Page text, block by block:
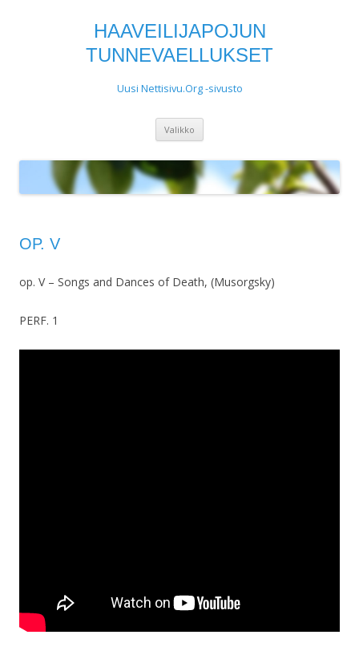
HAAVEILIJAPOJUN
TUNNEVAELLUKSET
Uusi Nettisivu.Org -sivusto
Valikko
OP. V
op. V – Songs and Dances of Death, (Musorgsky)
PERF. 1